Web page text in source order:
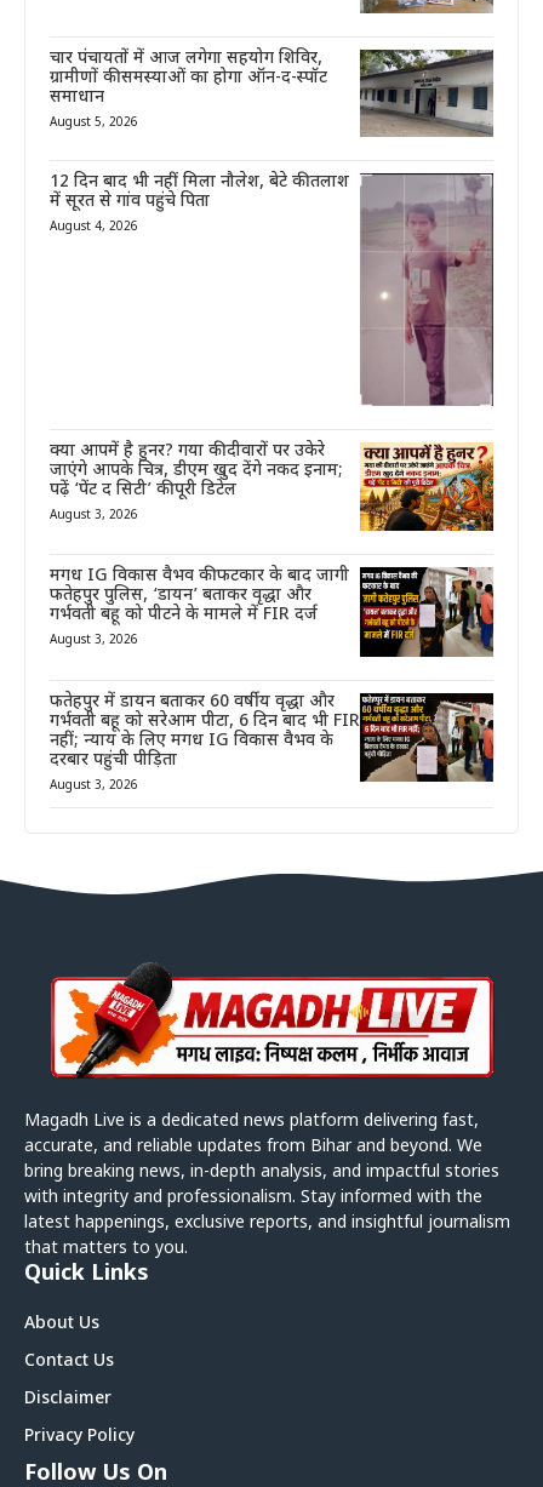
चार पंचायतों में आज लगेगा सहयोग शिविर,
ग्रामीणों की समस्याओं का होगा ऑन-द-स्पॉट
समाधान
August 5, 2026
12 दिन बाद भी नहीं मिला नौलेश, बेटे की तलाश
में सूरत से गांव पहुंचे पिता
August 4, 2026
क्या आपमें है हुनर? गया की दीवारों पर उकेरे
जाएंगे आपके चित्र, डीएम खुद देंगे नकद इनाम;
पढ़ें ‘पेंट द सिटी’ की पूरी डिटेल
August 3, 2026
मगध IG विकास वैभव की फटकार के बाद जागी
फतेहपुर पुलिस, ‘डायन’ बताकर वृद्धा और
गर्भवती बहू को पीटने के मामले में FIR दर्ज
August 3, 2026
फतेहपुर में डायन बताकर 60 वर्षीय वृद्धा और
गर्भवती बहू को सरेआम पीटा, 6 दिन बाद भी FIR
नहीं; न्याय के लिए मगध IG विकास वैभव के
दरबार पहुंची पीड़िता
August 3, 2026
Magadh Live is a dedicated news platform delivering fast,
accurate, and reliable updates from Bihar and beyond. We
bring breaking news, in-depth analysis, and impactful stories
with integrity and professionalism. Stay informed with the
latest happenings, exclusive reports, and insightful journalism
that matters to you.
Quick Links
About Us
Contact Us
Disclaimer
Privacy Policy
Follow Us On